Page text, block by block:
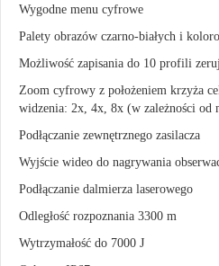
Wygodne menu cyfrowe
Palety obrazów czarno-białych i
Możliwość zapisania do 10 profili
Zoom cyfrowy z położeniem krzyża
widzenia: 2x, 4x, 8x (w zależności od
Podłączanie zewnętrznego zasilacza
Wyjście wideo do nagrywania
Podłączanie dalmierza laserowego
Odległość rozpoznania 3300 m
Wytrzymałość do 7000 J